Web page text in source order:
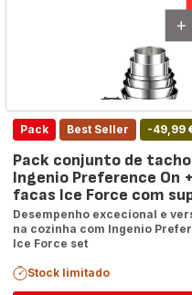
Pack Best Seller -49,99
Pack conjunto de
Ingenio Preference On
facas Ice Force com
Desempenho excecional e
na cozinha com Ingenio
Ice Force set
Stock limitado